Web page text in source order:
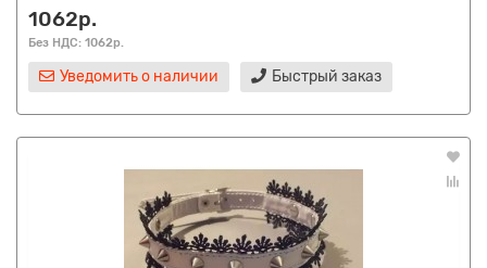
1062р.
Без НДС: 1062р.
Уведомить о наличии Быстрый заказ